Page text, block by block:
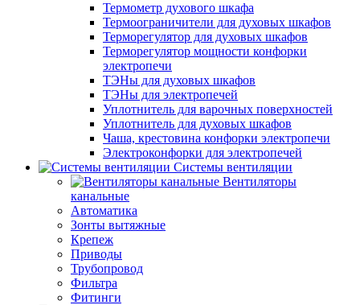
Термометр духового шкафа
Термоограничители для духовых шкафов
Терморегулятор для духовых шкафов
Терморегулятор мощности конфорки
электропечи
ТЭНы для духовых шкафов
ТЭНы для электропечей
Уплотнитель для варочных поверхностей
Уплотнитель для духовых шкафов
Чаша, крестовина конфорки электропечи
Электроконфорки для электропечей
Системы вентиляции
Вентиляторы
канальные
Автоматика
Зонты вытяжные
Крепеж
Приводы
Трубопровод
Фильтра
Фитинги